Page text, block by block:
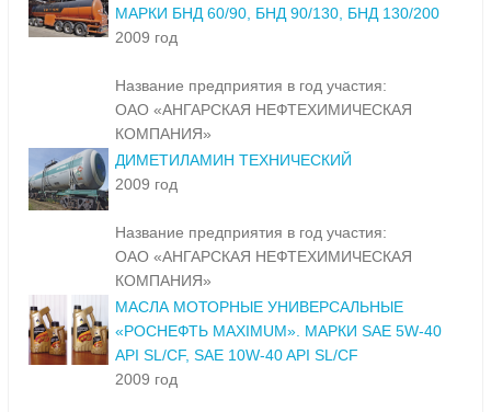
МАРКИ БНД 60/90, БНД 90/130, БНД 130/200
2009 год
Название предприятия в год участия:
ОАО «АНГАРСКАЯ НЕФТЕХИМИЧЕСКАЯ
КОМПАНИЯ»
ДИМЕТИЛАМИН ТЕХНИЧЕСКИЙ
2009 год
Название предприятия в год участия:
ОАО «АНГАРСКАЯ НЕФТЕХИМИЧЕСКАЯ
КОМПАНИЯ»
МАСЛА МОТОРНЫЕ УНИВЕРСАЛЬНЫЕ
«РОСНЕФТЬ MAXIMUM». МАРКИ SAE 5W-40
API SL/CF, SAE 10W-40 API SL/CF
2009 год